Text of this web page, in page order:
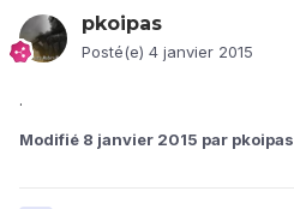
pkoipas
Posté(e) 4 janvier 2015
.
Modifié 8 janvier 2015 par pkoipas